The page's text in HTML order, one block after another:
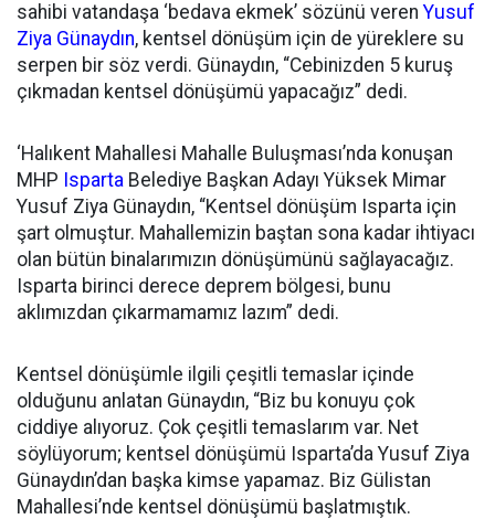
sahibi vatandaşa ‘bedava ekmek’ sözünü verenYusuf
Ziya Günaydın, kentsel dönüşüm için de yüreklere su
serpen bir söz verdi. Günaydın, “Cebinizden 5 kuruş
çıkmadan kentsel dönüşümü yapacağız” dedi.
‘Halıkent Mahallesi Mahalle Buluşması’nda konuşan
MHP Isparta Belediye Başkan Adayı Yüksek Mimar
Yusuf Ziya Günaydın, “Kentsel dönüşüm Isparta için
şart olmuştur. Mahallemizin baştan sona kadar ihtiyacı
olan bütün binalarımızın dönüşümünü sağlayacağız.
Isparta birinci derece deprem bölgesi, bunu
aklımızdan çıkarmamamız lazım” dedi.
Kentsel dönüşümle ilgili çeşitli temaslar içinde
olduğunu anlatan Günaydın, “Biz bu konuyu çok
ciddiye alıyoruz. Çok çeşitli temaslarım var. Net
söylüyorum; kentsel dönüşümü Isparta’da Yusuf Ziya
Günaydın’dan başka kimse yapamaz. Biz Gülistan
Mahallesi’nde kentsel dönüşümü başlatmıştık.